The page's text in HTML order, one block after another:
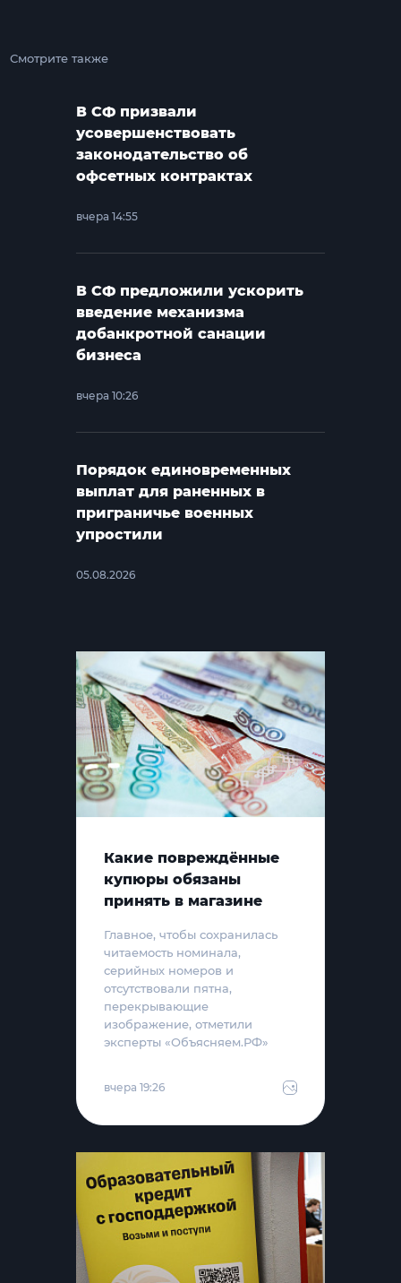
Смотрите также
В СФ призвали
усовершенствовать
законодательство об
офсетных контрактах
вчера 14:55
В СФ предложили ускорить
введение механизма
добанкротной санации
бизнеса
вчера 10:26
Порядок единовременных
выплат для раненных в
приграничье военных
упростили
05.08.2026
Какие повреждённые
купюры обязаны
принять в магазине
Главное, чтобы сохранилась
читаемость номинала,
серийных номеров и
отсутствовали пятна,
перекрывающие
изображение, отметили
эксперты «Объясняем.РФ»
вчера 19:26